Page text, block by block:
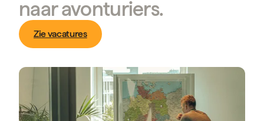
naar avonturiers.
Zie vacatures